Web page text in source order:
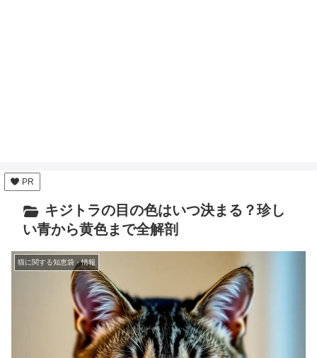
PR
キジトラの目の色はいつ決まる？珍し
い青から黄色まで全解剖
猫に関する知恵袋・情報